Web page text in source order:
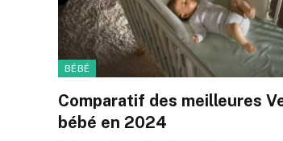
BÉBÉ
Comparatif des meilleures
bébé en 2024